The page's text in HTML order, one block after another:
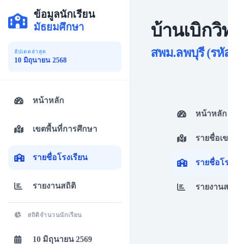
บ้านเบิก
สพม.ลพบุรี (รหัส
หน้าหลัก
รายชื่อเ
รายชื่อโ
รายงาน
ข้อมูลนักเรียน
มัธยมศึกษา
อัปเดตล่าสุด
10 มิถุนายน 2568
หน้าหลัก
เขตพื้นที่การศึกษา
รายชื่อโรงเรียน
รายงานสถิติ
สถิติจำนวนนักเรียน
10 มิถุนายน 2569